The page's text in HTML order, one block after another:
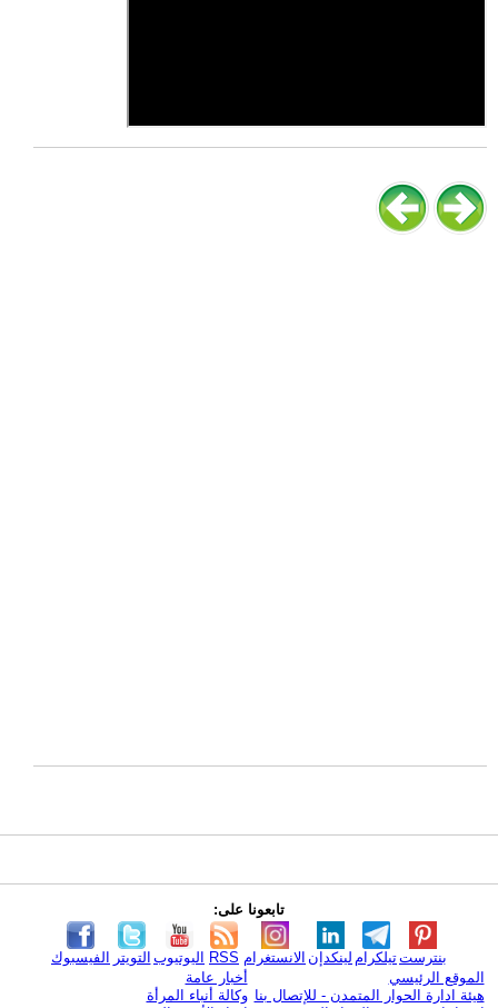
تابعونا على:
الفيسبوك التويتر اليوتيوب RSS الانستغرام لينكدإن تيلكرامبنترست
الموقع الرئيسي
هيئة ادارة الحوار المتمدن - للإتصال بنا
أخبار عامة
وكالة أنباء المرأة